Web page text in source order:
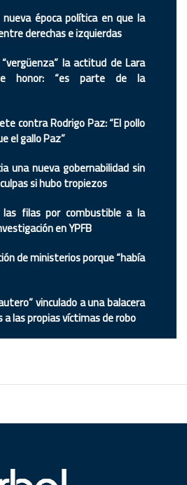
época política en que la
derechas e izquierdas
la actitud de Lara
honor: “es parte de la
contra Rodrigo Paz: “El pollo
el gallo Paz”
una nueva gobernabilidad sin
si hubo tropiezos
las filas por combustible a la
en YPFB
de ministerios porque “había
vinculado a una balacera
las propias víctimas de robo